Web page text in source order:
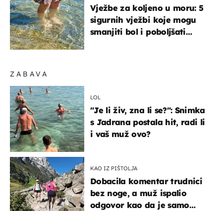
ZABAVA
LOL
"Je li živ, zna li se?": Snimka
s Jadrana postala hit, radi li
i vaš muž ovo?
KAO IZ PIŠTOLJA
Dobacila komentar trudnici
bez noge, a muž ispalio
odgovor kao da je samo
Vježbe za koljeno u moru: 5
sigurnih vježbi koje mogu
smanjiti bol i poboljšati